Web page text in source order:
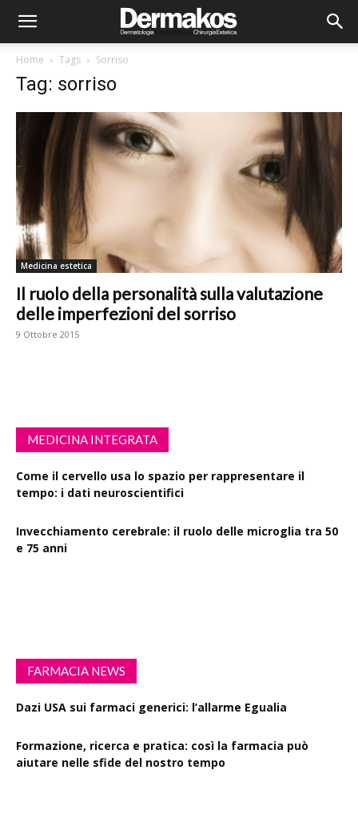
Home Tags Sorriso
Tag: sorriso
Medicina estetica
Il ruolo della personalità sulla valutazione
delle imperfezioni del sorriso
9 Ottobre 2015
MEDICINA INTEGRATA
Come il cervello usa lo spazio per rappresentare il
tempo: i dati neuroscientifici
Invecchiamento cerebrale: il ruolo delle microglia tra 50
e 75 anni
FARMACIA NEWS
Dazi USA sui farmaci generici: l’allarme Egualia
Formazione, ricerca e pratica: così la farmacia può
aiutare nelle sfide del nostro tempo